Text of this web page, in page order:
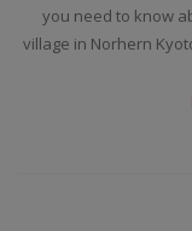
you need to know
village in Norhern